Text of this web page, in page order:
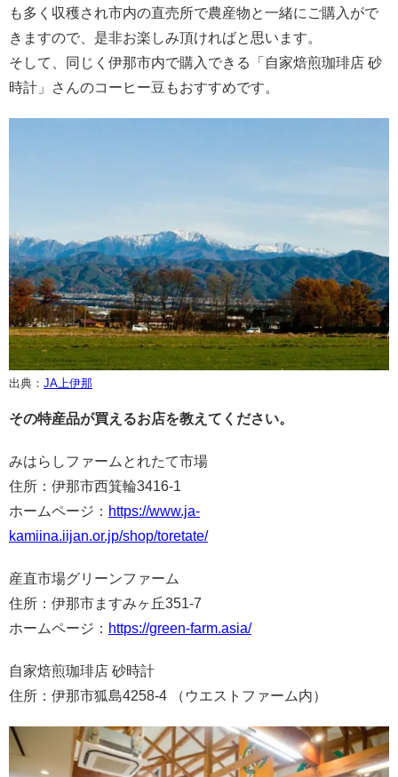
も多く収穫され市内の直売所で農産物と一緒にご購入がで
きますので、是非お楽しみ頂ければと思います。
そして、同じく伊那市内で購入できる「自家焙煎珈琲店 砂
時計」さんのコーヒー豆もおすすめです。
出典： JA上伊那
その特産品が買えるお店を教えてください。
みはらしファームとれたて市場
住所：伊那市西箕輪3416-1
ホームページ： https://www.ja-
kamiina.iijan.or.jp/shop/toretate/
産直市場グリーンファーム
住所：伊那市ますみヶ丘351-7
ホームページ： https://green-farm.asia/
自家焙煎珈琲店 砂時計
住所：伊那市狐島4258-4 （ウエストファーム内）